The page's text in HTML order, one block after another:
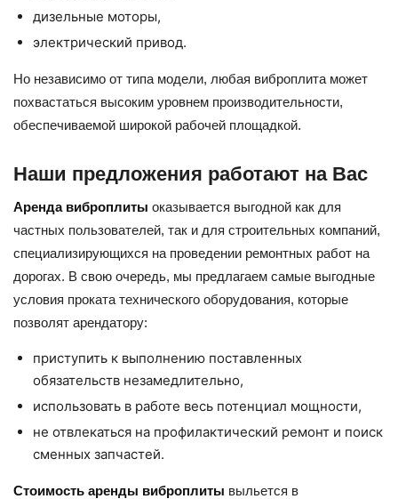
дизельные моторы,
электрический привод.
Но независимо от типа модели, любая виброплита может
похвастаться высоким уровнем производительности,
обеспечиваемой широкой рабочей площадкой.
Наши предложения работают на Вас
Аренда виброплиты оказывается выгодной как для
частных пользователей, так и для строительных компаний,
специализирующихся на проведении ремонтных работ на
дорогах. В свою очередь, мы предлагаем самые выгодные
условия проката технического оборудования, которые
позволят арендатору:
приступить к выполнению поставленных
обязательств незамедлительно,
использовать в работе весь потенциал мощности,
не отвлекаться на профилактический ремонт и поиск
сменных запчастей.
Стоимость аренды виброплиты выльется в